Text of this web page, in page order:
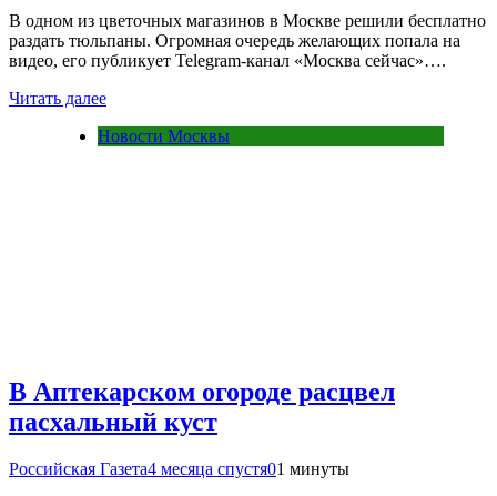
В одном из цветочных магазинов в Москве решили бесплатно
раздать тюльпаны. Огромная очередь желающих попала на
видео, его публикует Telegram-канал «Москва сейчас»….
Читать далее
Новости Москвы
В Аптекарском огороде расцвел
пасхальный куст
Российская Газета4 месяца спустя01 минуты